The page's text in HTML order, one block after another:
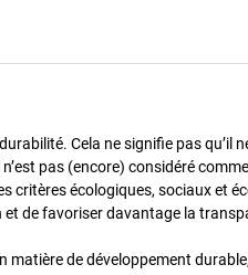
Cela ne signifie pas qu’il
pas (encore) considéré
critères écologiques, sociaux et
et de favoriser davantage la
matière de développement